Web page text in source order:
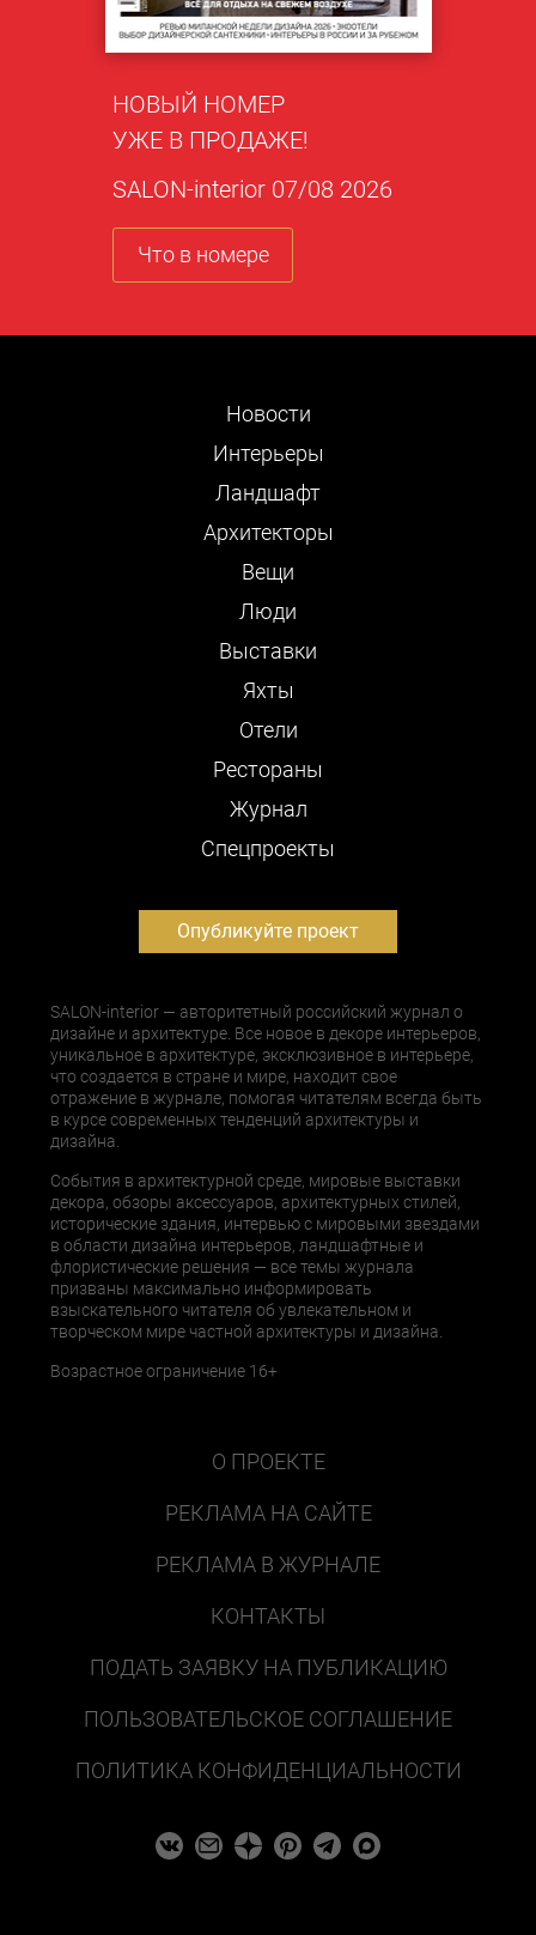
НОВЫЙ НОМЕР
УЖЕ В ПРОДАЖЕ!
SALON-interior 07/08 2026
Что в номере
Новости
Интерьеры
Ландшафт
Архитекторы
Вещи
Люди
Выставки
Яхты
Отели
Рестораны
Журнал
Cпецпроекты
Опубликуйте проект
SALON-interior — авторитетный российский журнал о
дизайне и архитектуре. Все новое в декоре интерьеров,
уникальное в архитектуре, эксклюзивное в интерьере,
что создается в стране и мире, находит свое
отражение в журнале, помогая читателям всегда быть
в курсе современных тенденций архитектуры и
дизайна.
События в архитектурной среде, мировые выставки
декора, обзоры аксессуаров, архитектурных стилей,
исторические здания, интервью с мировыми звездами
в области дизайна интерьеров, ландшафтные и
флористические решения — все темы журнала
призваны максимально информировать
взыскательного читателя об увлекательном и
творческом мире частной архитектуры и дизайна.
Возрастное ограничение 16+
О ПРОЕКТЕ
РЕКЛАМА НА САЙТЕ
РЕКЛАМА В ЖУРНАЛЕ
КОНТАКТЫ
ПОДАТЬ ЗАЯВКУ НА ПУБЛИКАЦИЮ
ПОЛЬЗОВАТЕЛЬСКОЕ СОГЛАШЕНИЕ
ПОЛИТИКА КОНФИДЕНЦИАЛЬНОСТИ